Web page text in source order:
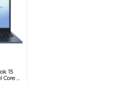
15
Core ...